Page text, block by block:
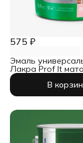
575 ₽
Эмаль
Лакра Prof It
С 0,9 кг
В